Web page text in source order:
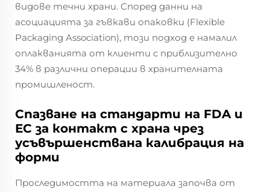
видове течни храни. Според данни на
асоциацията за гъвкави опаковки (Flexible
Packaging Association), този подход е намалил
оплакванията от клиенти с приблизително
34% в различни операции в хранителната
промишленост.
Спазване на стандарти на FDA и
ЕС за контакт с храна чрез
усъвършенствана калибрация на
форми
Проследимостта на материала започва от